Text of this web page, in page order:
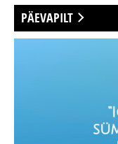
PÄEVAPILT